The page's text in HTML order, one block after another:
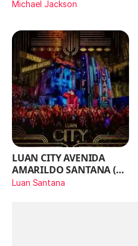
Michael Jackson
LUAN CITY AVENIDA
AMARILDO SANTANA (Ao
Vivo)
Luan Santana